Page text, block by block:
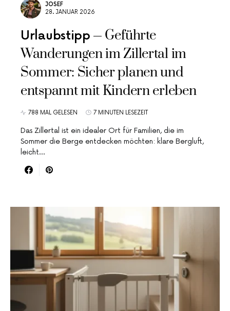
JOSEF
28. JANUAR 2026
Urlaubstipp
Geführte
Wanderungen im Zillertal im
Sommer: Sicher planen und
entspannt mit Kindern erleben
788 MAL GELESEN 7 MINUTEN LESEZEIT
Das Zillertal ist ein idealer Ort für Familien, die im
Sommer die Berge entdecken möchten: klare Bergluft,
leicht…